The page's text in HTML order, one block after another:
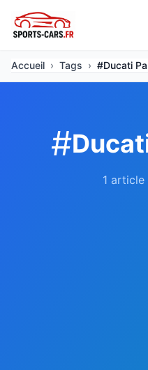
Accueil › Tags › #Ducati
#
1